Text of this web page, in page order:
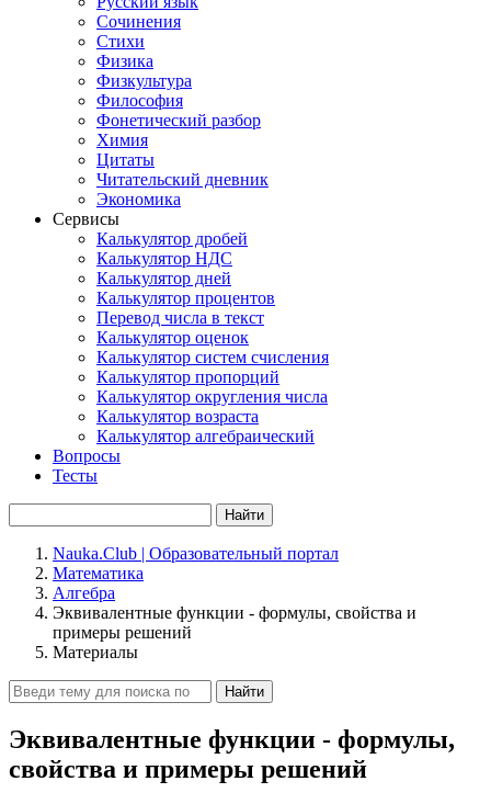
Сочинения
Стихи
Физика
Физкультура
Философия
Фонетический разбор
Химия
Цитаты
Читательский дневник
Экономика
Сервисы
Калькулятор дробей
Калькулятор НДС
Калькулятор дней
Калькулятор процентов
Перевод числа в текст
Калькулятор оценок
Калькулятор систем счисления
Калькулятор пропорций
Калькулятор округления числа
Калькулятор возраста
Калькулятор алгебраический
Вопросы
Тесты
Найти
Nauka.Club | Образовательный портал
Математика
Алгебра
Эквивалентные функции - формулы, свойства и
примеры решений
Материалы
Найти
Эквивалентные функции - формулы,
свойства и примеры решений